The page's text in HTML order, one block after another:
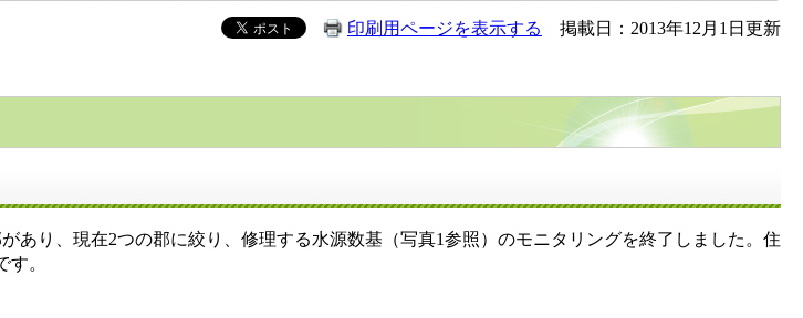
印刷用ページを表示する
掲載日：2013年12月1日更新
あり、現在2つの郡に絞り、修理する水源数基（写真1参照）のモニタリングを終了しました。住
。